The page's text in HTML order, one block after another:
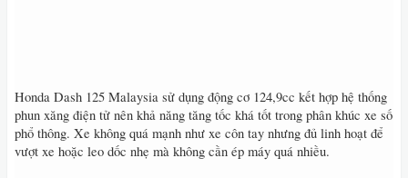
Honda Dash 125 Malaysia sử dụng động cơ 124,9cc kết hợp hệ thống
phun xăng điện tử nên khả năng tăng tốc khá tốt trong phân khúc xe số
phổ thông. Xe không quá mạnh như xe côn tay nhưng đủ linh hoạt để
vượt xe hoặc leo dốc nhẹ mà không cần ép máy quá nhiều.